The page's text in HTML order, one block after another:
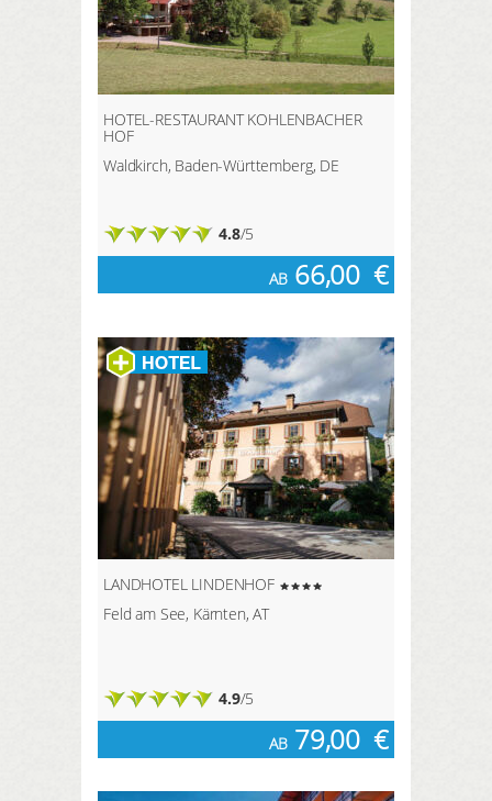
HOTEL-RESTAURANT KOHLENBACHER
HOF
Waldkirch, Baden-Württemberg, DE
4.8/5
AB 66,00 €
LANDHOTEL LINDENHOF
Feld am See, Kärnten, AT
4.9/5
AB 79,00 €